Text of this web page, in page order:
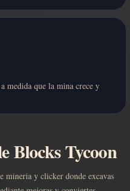
medida que la mina crece y
Blocks Tycoon
mineria y clicker donde excavas